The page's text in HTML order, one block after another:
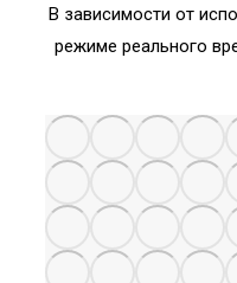
В зависимости от
режиме реального